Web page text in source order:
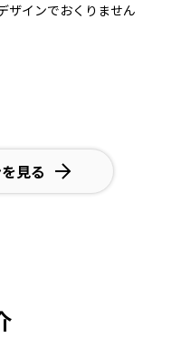
ザインでおくりません
見る